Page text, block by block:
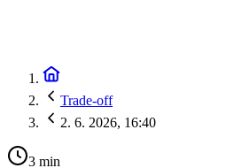
Trade-off
2. 6. 2026, 16:40
3 min